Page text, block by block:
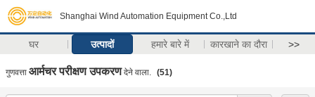
Shanghai Wind Automation Equipment Co.,Ltd
घर उत्पादों हमारे बारे में कारखाने का दौरा >>
गुणवत्ता आर्मचर परीक्षण उपकरणदेने वाला. (51)